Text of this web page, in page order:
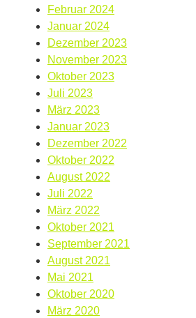
Februar 2024
Januar 2024
Dezember 2023
November 2023
Oktober 2023
Juli 2023
März 2023
Januar 2023
Dezember 2022
Oktober 2022
August 2022
Juli 2022
März 2022
Oktober 2021
September 2021
August 2021
Mai 2021
Oktober 2020
März 2020